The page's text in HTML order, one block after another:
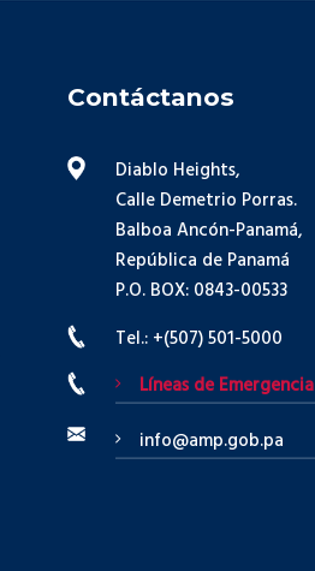
Contáctanos
Diablo Heights,
Calle Demetrio Porras.
Balboa Ancón-Panamá,
República de Panamá
P.O. BOX: 0843-00533
Tel.: +(507) 501-5000
Líneas de Emergencia
info@amp.gob.pa